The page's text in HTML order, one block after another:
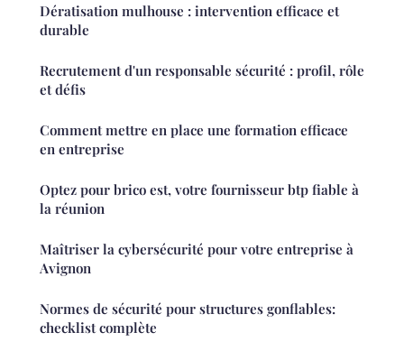
Dératisation mulhouse : intervention efficace et
durable
Recrutement d'un responsable sécurité : profil, rôle
et défis
Comment mettre en place une formation efficace
en entreprise
Optez pour brico est, votre fournisseur btp fiable à
la réunion
Maîtriser la cybersécurité pour votre entreprise à
Avignon
Normes de sécurité pour structures gonflables:
checklist complète